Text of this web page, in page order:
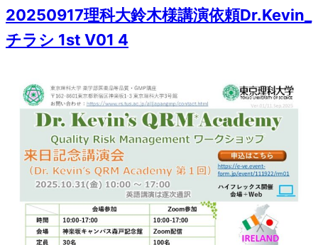
20250917理科大鈴木様講演依頼Dr.Kevin_
チラシ 1st V01 4